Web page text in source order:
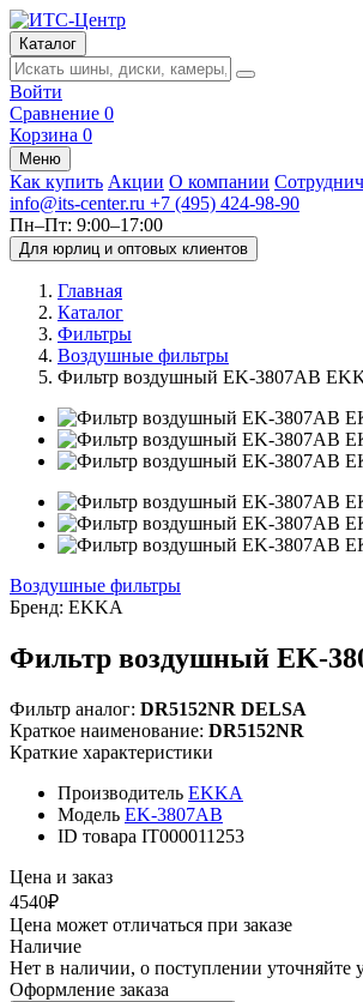
Каталог
Войти
Сравнение 0
Корзина 0
Меню
Как купить Акции О компании
info@its-center.ru +7 (495) 424-98-90
Пн–Пт: 9:00–17:00
Для юрлиц и оптовых клиентов
Главная
Каталог
Фильтры
Воздушные фильтры
Фильтр воздушный EK-3807AB
Воздушные фильтры
Бренд: EKKA
Фильтр воздушный EK-
Фильтр аналог: DR5152NR DELSA
Краткое наименование: DR5152NR
Краткие характеристики
Производитель EKKA
Модель EK-3807AB
ID товара IT000011253
Цена и заказ
4540₽
Цена может отличаться при заказе
Наличие
Нет в наличии, о поступлении уточняйте
Оформление заказа